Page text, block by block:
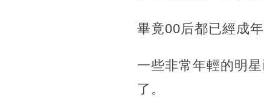
畢竟00后都已經成
一些非常年輕的明
了。